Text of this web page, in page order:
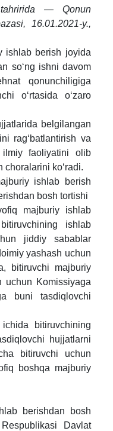
tahririda — Qonun
16.01.2021-y.,
berish joyida
so‘ng ishni davom
qonunchiligiga
o‘rtasida o‘zaro
belgilangan
rag‘batlantirish va
ilmiy faoliyatini olib
choralarini ko‘radi.
ishlab berish
bosh tortishi
majburiy ishlab
ishlab
jiddiy sabablar
yashash uchun
bitiruvchi majburiy
uchun Komissiyaga
buni tasdiqlovchi
bitiruvchining
hujjatlarni
bitiruvchi uchun
boshqa majburiy
berishdan bosh
Davlat